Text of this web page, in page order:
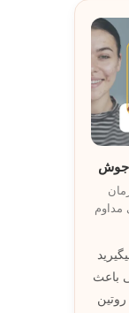
جوش
مداوم
باعث